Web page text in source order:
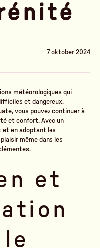
7 oktober 2024
météorologiques qui
et dangereux.
vous pouvez continuer à
et confort. Avec un
en adoptant les
même dans les
et